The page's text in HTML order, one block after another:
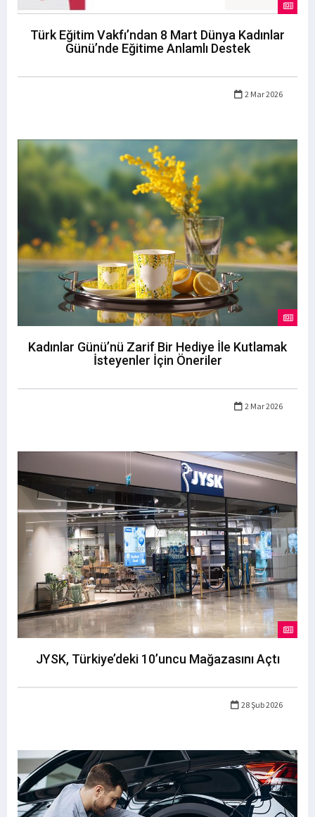
Türk Eğitim Vakfı’ndan 8 Mart Dünya Kadınlar
Günü’nde Eğitime Anlamlı Destek
2 Mar 2026
Kadınlar Günü’nü Zarif Bir Hediye İle Kutlamak
İsteyenler İçin Öneriler
2 Mar 2026
JYSK, Türkiye’deki 10’uncu Mağazasını Açtı
28 Şub 2026